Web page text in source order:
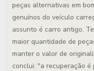
peças alternativas em
genuínos do veículo
assunto é carro antigo.
maior quantidade de
manter o valor de
conclui: "a recuperação